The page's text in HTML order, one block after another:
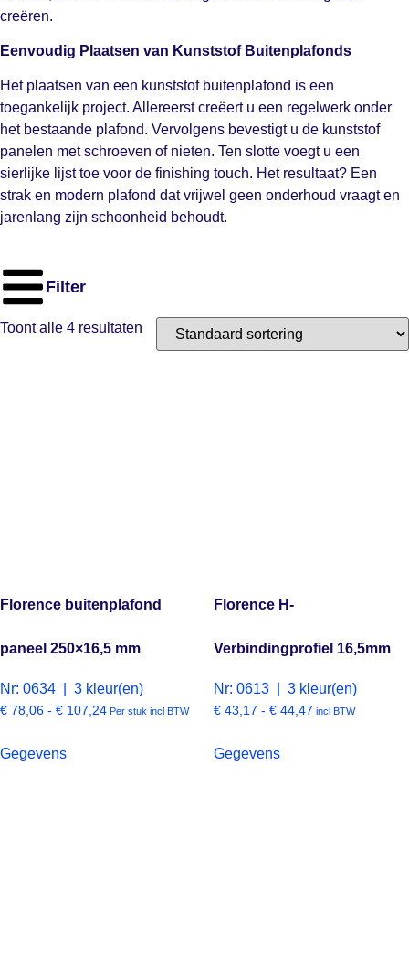
creëren.
Eenvoudig Plaatsen van Kunststof Buitenplafonds
Het plaatsen van een kunststof buitenplafond is een
toegankelijk project. Allereerst creëert u een regelwerk onder
het bestaande plafond. Vervolgens bevestigt u de kunststof
panelen met schroeven of nieten. Ten slotte voegt u een
sierlijke lijst toe voor de finishing touch. Het resultaat? Een
strak en modern plafond dat vrijwel geen onderhoud vraagt en
jarenlang zijn schoonheid behoudt.
Filter
Toont alle 4 resultaten
Florence buitenplafond
paneel 250×16,5 mm
Nr: 0634 | 3 kleur(en)
€ 78,06 - € 107,24 Per stuk incl BTW
Gegevens
Florence H-
Verbindingprofiel 16,5mm
Nr: 0613 | 3 kleur(en)
€ 43,17 - € 44,47 incl BTW
Gegevens